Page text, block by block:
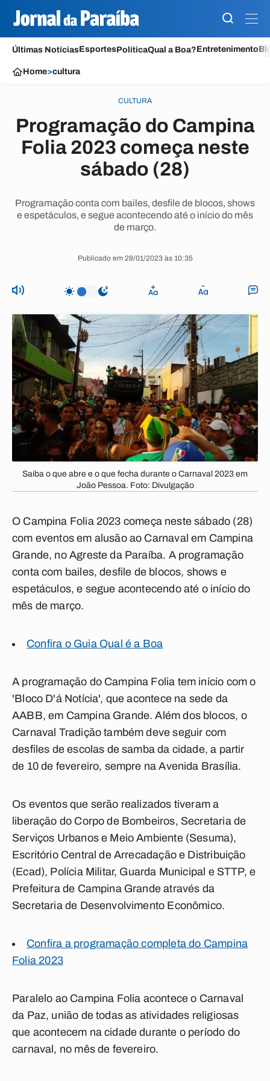
Últimas NotíciasEsportesPolíticaQual a Boa?Entretenimento
Home>cultura
CULTURA
Programação do Campina
Folia 2023 começa neste
sábado (28)
Programação conta com bailes, desfile de blocos, shows
e espetáculos, e segue acontecendo até o início do mês
de março.
Publicado em 28/01/2023 às 10:35
Saiba o que abre e o que fecha durante o Carnaval 2023 em
João Pessoa. Foto: Divulgação
O Campina Folia 2023 começa neste sábado (28)
com eventos em alusão ao Carnaval em Campina
Grande, no Agreste da Paraíba. A programação
conta com bailes, desfile de blocos, shows e
espetáculos, e segue acontecendo até o início do
mês de março.
Confira o Guia Qual é a Boa
A programação do Campina Folia tem início com o
'Bloco D'á Notícia', que acontece na sede da
AABB, em Campina Grande. Além dos blocos, o
Carnaval Tradição também deve seguir com
desfiles de escolas de samba da cidade, a partir
de 10 de fevereiro, sempre na Avenida Brasília.
Os eventos que serão realizados tiveram a
liberação do Corpo de Bombeiros, Secretaria de
Serviços Urbanos e Meio Ambiente (Sesuma),
Escritório Central de Arrecadação e Distribuição
(Ecad), Polícia Militar, Guarda Municipal e STTP, e
Prefeitura de Campina Grande através da
Secretaria de Desenvolvimento Econômico.
Confira a programação completa do Campina
Folia 2023
Paralelo ao Campina Folia acontece o Carnaval
da Paz, união de todas as atividades religiosas
que acontecem na cidade durante o período do
carnaval, no mês de fevereiro.